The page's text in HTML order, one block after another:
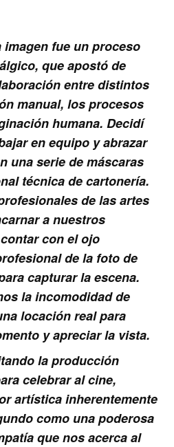
imagen fue un proceso
que apostó de
entre distintos
manual, los procesos
humana. Decidí
en equipo y abrazar
una serie de máscaras
técnica de cartonería.
de las artes
a nuestros
con el ojo
de la foto de
capturar la escena.
la incomodidad de
locación real para
y apreciar la vista.
la producción
celebrar al cine,
artística inherentemente
como una poderosa
que nos acerca al